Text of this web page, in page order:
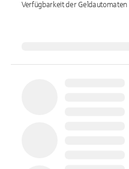
Verfügbarkeit der Geldautomaten